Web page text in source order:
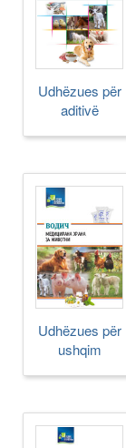
Udhëzues për
aditivë
Udhëzues për
ushqim